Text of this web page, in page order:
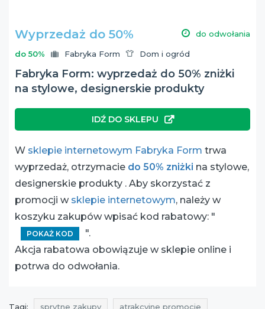
Wyprzedaż do 50% do odwołania
do 50% Fabryka Form Dom i ogród
Fabryka Form: wyprzedaż do 50% zniżki
na stylowe, designerskie produkty
IDŹ DO SKLEPU
W sklepie internetowym Fabryka Form trwa
wyprzedaż, otrzymacie do 50% zniżki na stylowe,
designerskie produkty . Aby skorzystać z
promocji w sklepie internetowym, należy w
koszyku zakupów wpisać kod rabatowy: "
POKAŻ KOD
".
Akcja rabatowa obowiązuje w sklepie online i
potrwa do odwołania.
Tagi: sprytne zakupy atrakcyjne promocje